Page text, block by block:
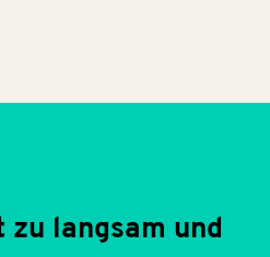
zu langsam und